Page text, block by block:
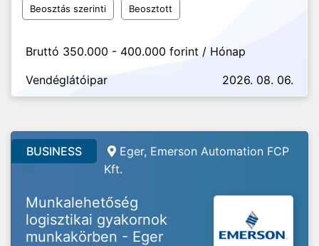
Beosztás szerinti Beosztott
Bruttó 350.000 - 400.000 forint / Hónap
Vendéglátóipar
2026. 08. 06.
BUSINESS
Eger, Emerson Automation FCP
Kft.
Munkalehetőség
logisztikai gyakornok
munkakörben - Eger